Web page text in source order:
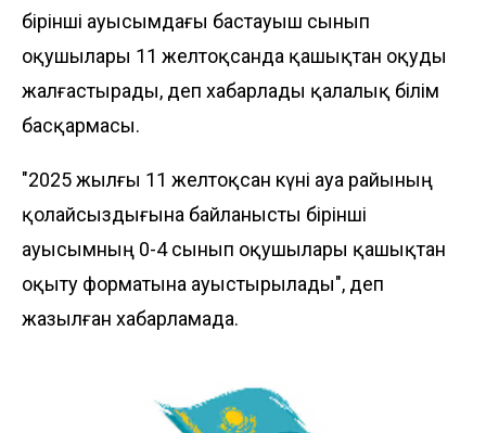
бірінші ауысымдағы бастауыш сынып
оқушылары 11 желтоқсанда қашықтан оқуды
жалғастырады, деп хабарлады қалалық білім
басқармасы.
"2025 жылғы 11 желтоқсан күні ауа райының
қолайсыздығына байланысты бірінші
ауысымның 0-4 сынып оқушылары қашықтан
оқыту форматына ауыстырылады", деп
жазылған хабарламада.